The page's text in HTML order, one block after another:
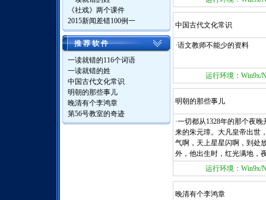
《社戏》两个课件
2015新闻差错100例一
推 荐 软 件
一读就错的116个词语
一读就错的姓
中国古代文化常识
明朝的那些事儿
晚清有个李鸿章
第56号教室的奇迹
中国古代文化常识
·语文教师不能少的资料
运行环境：Win9x/
明朝的那些事儿
·一切都从1328年的那个夜
来的朱元璋。大凡皇帝出
气啊，天上星星闪啊，到处
外，他出生时，红光满地，
运行环境：Win9x/
晚清有个李鸿章